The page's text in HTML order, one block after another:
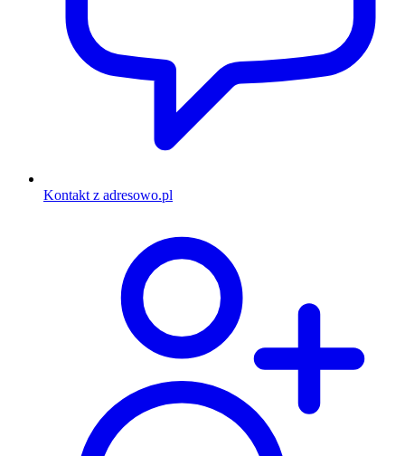
Kontakt z adresowo.pl